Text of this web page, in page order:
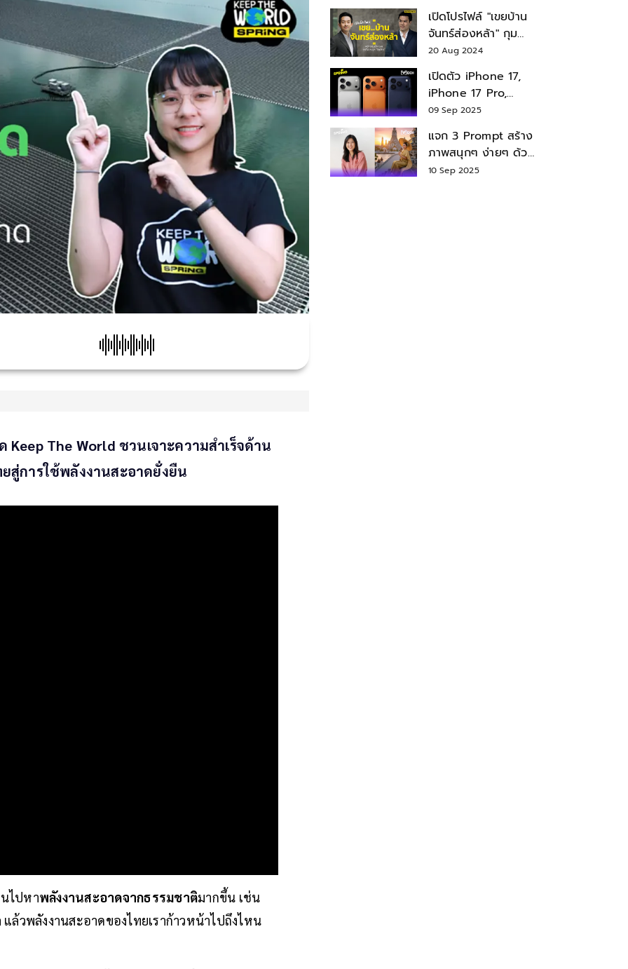
The World ชวนเจาะความสำเร็จด้าน
สู่การใช้พลังงานสะอาดยั่งยืน
ไปหาพลังงานสะอาดจากธรรมชาติมากขึ้น เช่น
ล้วพลังงานสะอาดของไทยเราก้าวหน้าไปถึงไหน
เปิดโปรไฟล์ "เขยบ้าน
จันทร์ส่องหล้า" กุม
บังเหียนธุรกิจตระกูล
"ชินวัตร"
20 Aug 2024
เปิดตัว iPhone 17,
iPhone 17 Pro,
iPhone 17 Air สเปค
09 Sep 2025
แจก 3 Prompt สร้าง
ภาพสนุกๆ ง่ายๆ ด้วย
Nano Banana ใน
10 Sep 2025